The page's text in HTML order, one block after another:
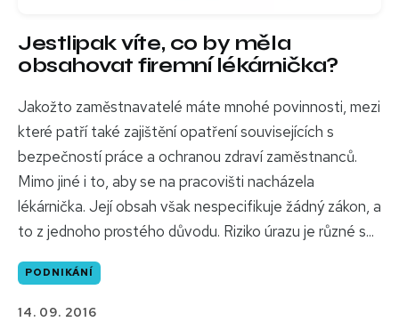
Jestlipak víte, co by měla
obsahovat firemní lékárnička?
Jakožto zaměstnavatelé máte mnohé povinnosti, mezi
které patří také zajištění opatření souvisejících s
bezpečností práce a ochranou zdraví zaměstnanců.
Mimo jiné i to, aby se na pracovišti nacházela
lékárnička. Její obsah však nespecifikuje žádný zákon, a
to z jednoho prostého důvodu. Riziko úrazu je různé s...
PODNIKÁNÍ
14. 09. 2016